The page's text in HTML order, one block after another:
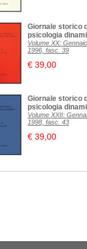
Giornale storico
psicologia
Volume XX: Gennaio
1996, fasc. 39
€ 39,00
Giornale storico
psicologia
Volume XXII:
1998, fasc. 43
€ 39,00